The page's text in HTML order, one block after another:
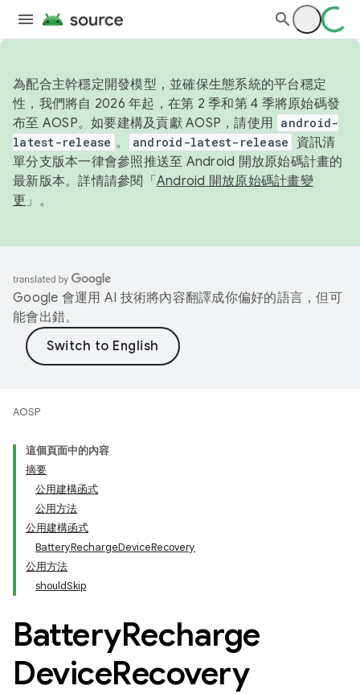
為配合主幹穩定開發模型，並確保生態系統的平台穩定
性，我們將自 2026 年起，在第 2 季和第 4 季將原始碼發
布至 AOSP。如要建構及貢獻 AOSP，請使用 android-
latest-release 。 android-latest-release
資訊清
單分支版本一律會參照推送至 Android 開放原始碼計畫的
最新版本。詳情請參閱「 Android 開放原始碼計畫變
更 」。
Google 會運用 AI 技術將內容翻譯成你偏好的語言，但可
能會出錯。
AOSP
這個頁面中的內容
摘要
公用建構函式
公用方法
公用建構函式
BatteryRechargeDeviceRecovery
公用方法
shouldSkip
BatteryRecharge
DeviceRecovery